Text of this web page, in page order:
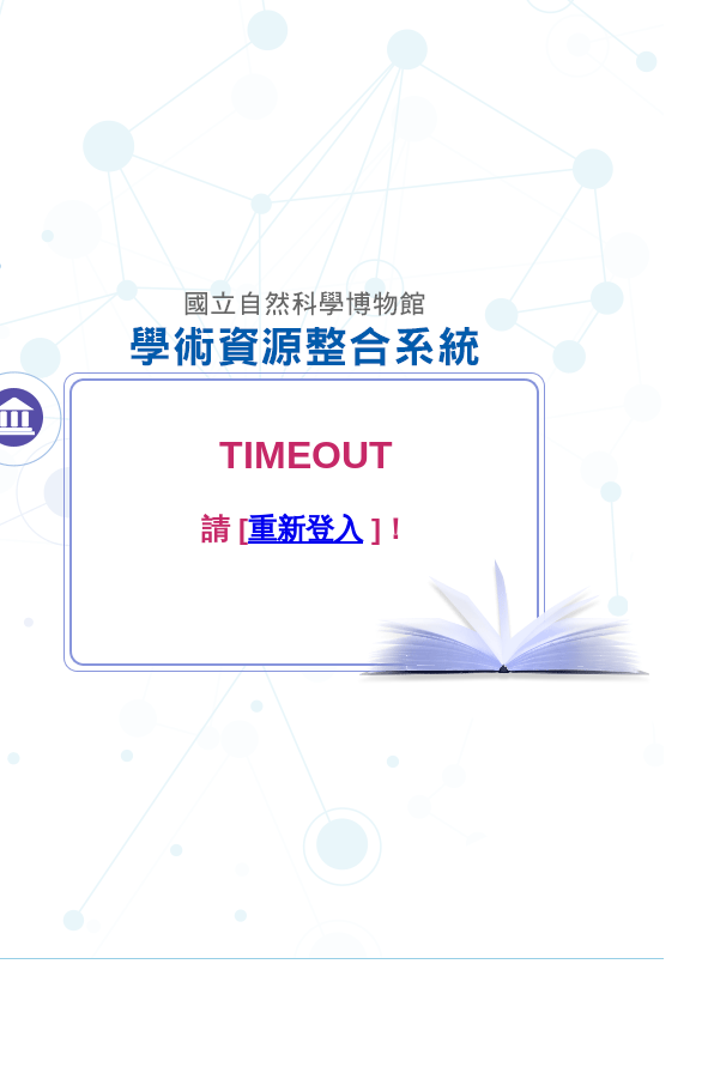
TIMEOUT
請 [重新登入 ]！